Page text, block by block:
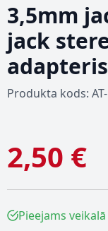
3,5mm
jack
adapteris
Produkta kods:
2,50 €
Pieejams